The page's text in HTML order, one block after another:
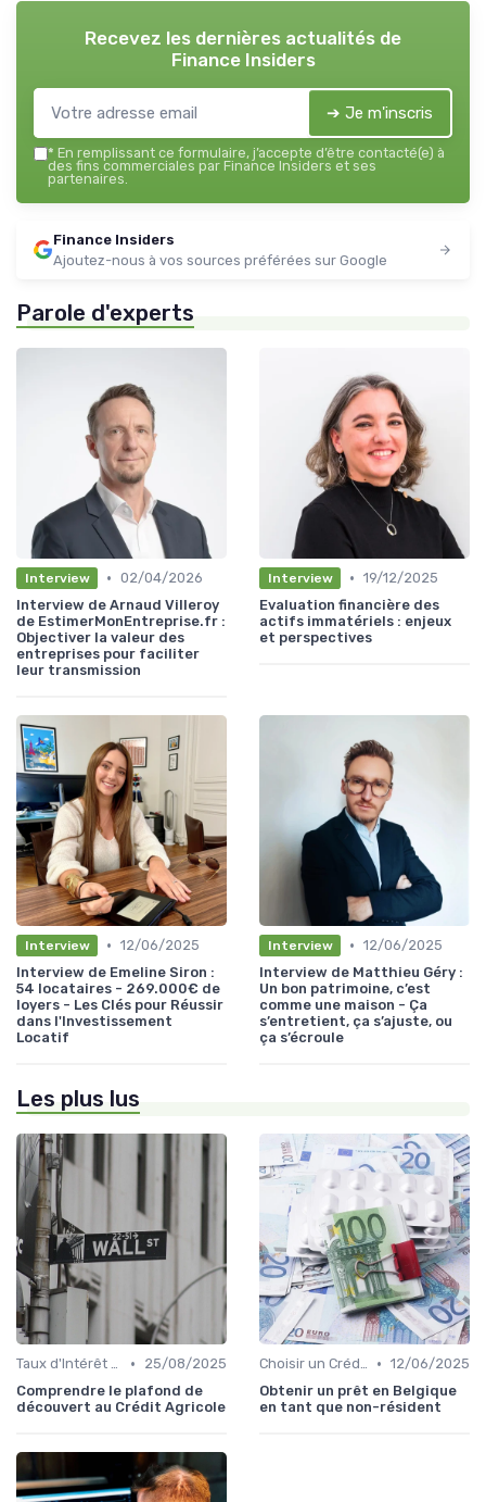
Recevez les dernières actualités de
Finance Insiders
➔ Je m'inscris
* En remplissant ce formulaire, j’accepte d’être contacté(e) à
des fins commerciales par Finance Insiders et ses
partenaires.
Finance Insiders
Ajoutez-nous à vos sources préférées sur Google
Parole d'experts
Interview • 02/04/2026
Interview de Arnaud Villeroy
de EstimerMonEntreprise.fr :
Objectiver la valeur des
entreprises pour faciliter
leur transmission
Interview • 19/12/2025
Evaluation financière des
actifs immatériels : enjeux
et perspectives
Interview • 12/06/2025
Interview de Emeline Siron :
54 locataires - 269.000€ de
loyers - Les Clés pour Réussir
dans l'Investissement
Locatif
Interview • 12/06/2025
Interview de Matthieu Géry :
Un bon patrimoine, c’est
comme une maison - Ça
s’entretient, ça s’ajuste, ou
ça s’écroule
Les plus lus
Taux d'Intérêt et Conditions de Crédit •
25/08/2025
Comprendre le plafond de
découvert au Crédit Agricole
Choisir un Crédit Immobilier • 12/06/2025
Obtenir un prêt en Belgique
en tant que non-résident